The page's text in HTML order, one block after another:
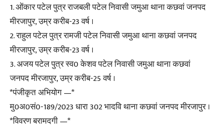
1. ओंकार पटेल पुत्र राजबली पटेल निवासी जमुआ थाना कछवां जनपद
मीरजापुर, उम्र करीब-23 वर्ष ।
2. राहुल पटेल पुत्र रामजी पटेल निवासी जमुआ थाना कछवां जनपद
मीरजापुर, उम्र करीब-23 वर्ष ।
3. अजय पटेल पुत्र स्व0 केशव पटेल निवासी जमुआ थाना कछवां
जनपद मीरजापुर, उम्र करीब-25 वर्ष ।
*पंजीकृत अभियोग —*
मु0अ0सं0-189/2023 धारा 302 भादवि थाना कछवां जनपद मीरजापुर ।
*विवरण बरामदगी —*